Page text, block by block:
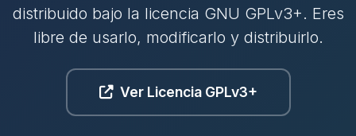
distribuido bajo la licencia GNU GPLv3+. Eres
libre de usarlo, modificarlo y distribuirlo.
Ver Licencia GPLv3+